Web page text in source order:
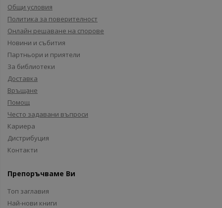
Общи условия
Политика за поверителност
Онлайн решаване на спорове
Новини и събития
Партньори и приятели
За библиотеки
Доставка
Връщане
Помощ
Често задавани въпроси
Кариера
Дистрибуция
Контакти
Препоръчваме Ви
Топ заглавия
Най-нови книги